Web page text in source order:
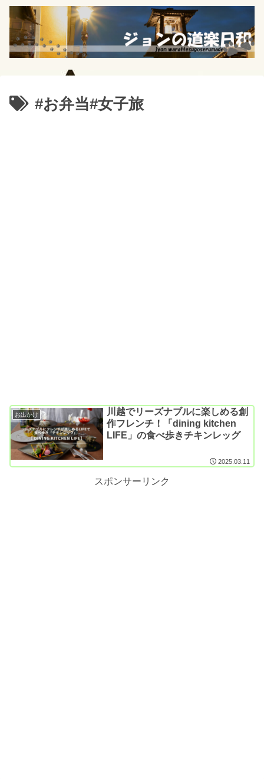
#お弁当#女子旅
お出かけ
川越でリーズナブルに楽しめる創
作フレンチ！「dining kitchen
LIFE」の食べ歩きチキンレッグ
2025.03.11
スポンサーリンク